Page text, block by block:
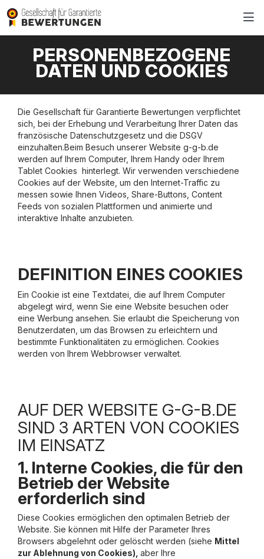
PERSONENBEZOGENE
DATEN UND COOKIES
Die Gesellschaft für Garantierte Bewertungen verpflichtet
sich, bei der Erhebung und Verarbeitung Ihrer Daten das
französische Datenschutzgesetz und die DSGV
einzuhalten.Beim Besuch unserer Website g-g-b.de
werden auf Ihrem Computer, Ihrem Handy oder Ihrem
Tablet Cookies hinterlegt. Wir verwenden verschiedene
Cookies auf der Website, um den Internet-Traffic zu
messen sowie Ihnen Videos, Share-Buttons, Content
Feeds von sozialen Plattformen und animierte und
interaktive Inhalte anzubieten.
DEFINITION EINES COOKIES
Ein Cookie ist eine Textdatei, die auf Ihrem Computer
abgelegt wird, wenn Sie eine Website besuchen oder
eine Werbung ansehen. Sie erlaubt die Speicherung von
Benutzerdaten, um das Browsen zu erleichtern und
bestimmte Funktionalitäten zu ermöglichen. Cookies
werden von Ihrem Webbrowser verwaltet.
AUF DER WEBSITE G-G-B.DE
SIND 3 ARTEN VON COOKIES
IM EINSATZ
1. Interne Cookies, die für den
Betrieb der Website
erforderlich sind
Diese Cookies ermöglichen den optimalen Betrieb der
Website. Sie können mit Hilfe der Parameter Ihres
Browsers abgelehnt oder gelöscht werden (siehe Mittel
zur Ablehnung von Cookies), aber Ihre